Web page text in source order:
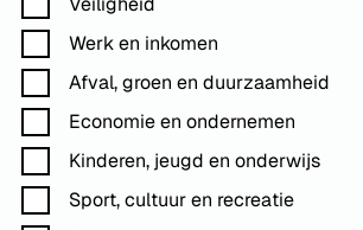
Werk en inkomen
Afval, groen en duurzaamheid
Economie en ondernemen
Kinderen, jeugd en onderwijs
Sport, cultuur en recreatie